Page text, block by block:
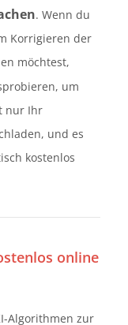
. Wenn du
Korrigieren der
möchtest,
um
nur Ihr
und es
kostenlos
online
Algorithmen zur